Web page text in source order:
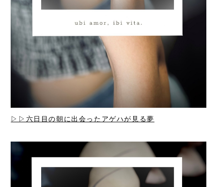
▷▷六日目の朝に出会ったアゲハが見る夢